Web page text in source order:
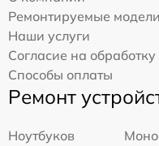
Ремонтируемые модели
Наши услуги
Согласие на
Способы оплаты
Ремонт
Ноутбуков